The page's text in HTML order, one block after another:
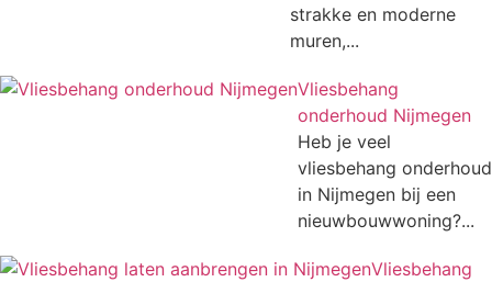
strakke en moderne
muren,...
Vliesbehang
onderhoud Nijmegen
Heb je veel
vliesbehang onderhoud
in Nijmegen bij een
nieuwbouwwoning?...
Vliesbehang